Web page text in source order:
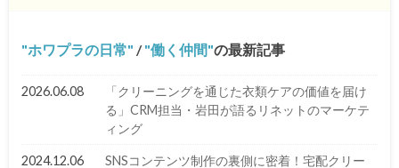
ホワプラの日常 / 働く仲間 の最新記事
2026.06.08
「クリーニングを通じた衣類ケアの価値を届け
る」CRM担当・岩田が語るリネットのマーケテ
ィング
2024.12.06
SNSコンテンツ制作の裏側に密着！宅配クリー